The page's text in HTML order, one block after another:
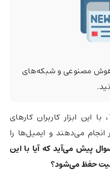
مصنوعی و شبکه‌های
، با این ابزار کاربران کارهای
می‌دهند و ایمیل‌ها را
پیش می‌آید که آیا با این
حفظ می‌شود؟